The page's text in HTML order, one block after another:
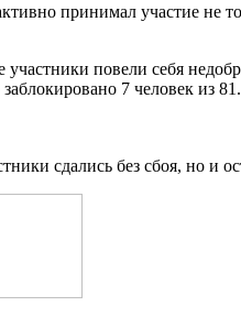
принимал участие не
повели себя
7 человек из 81.
сдались без сбоя, но и